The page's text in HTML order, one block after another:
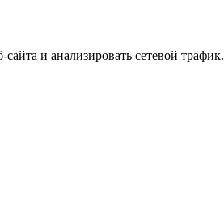
и анализировать сетевой трафик.